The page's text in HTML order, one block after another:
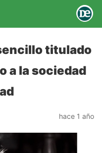
titulado
a la sociedad
hace 1 año